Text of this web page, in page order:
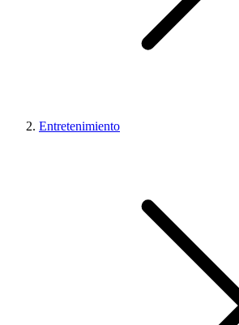
Entretenimiento